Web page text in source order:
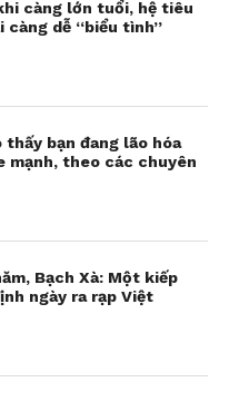
càng lớn tuổi, hệ tiêu
càng dễ “biểu tình”
thấy bạn đang lão hóa
mạnh, theo các chuyên
Bạch Xà: Một kiếp
ngày ra rạp Việt